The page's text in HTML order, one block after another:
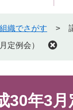
組織でさがす >
定例会）
30年3月